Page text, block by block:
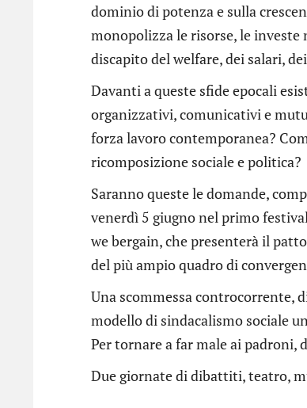
dominio di potenza e sulla
monopolizza le risorse, le investe
discapito del welfare, dei salari,
Davanti a queste sfide epocali
organizzativi, comunicativi e
forza lavoro contemporanea?
ricomposizione sociale e politica?
Saranno queste le domande,
venerdì 5 giugno nel primo
we bergain, che presenterà il
del più ampio quadro di
Una scommessa controcorrente,
modello di sindacalismo sociale
Per tornare a far male ai padroni,
Due giornate di dibattiti, teatro,